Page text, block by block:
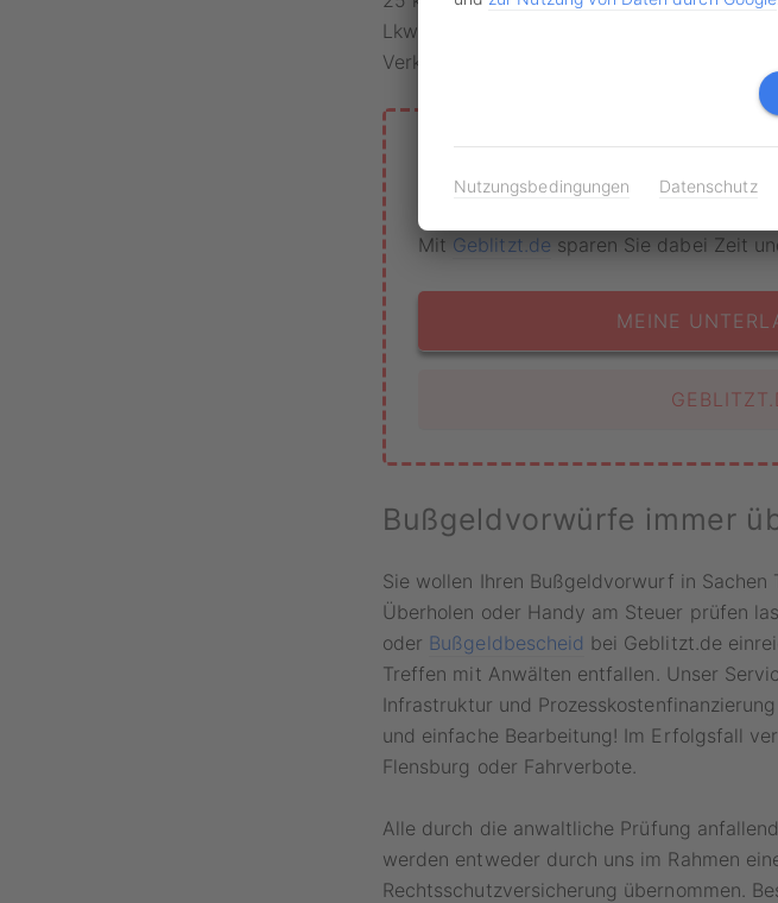
Lkw-Fahrer bereits 240 Euro. Der eine
Verkehrsteilnehmer verhängt.
Anhörungsbogen oder
Mit Geblitzt.de sparen Sie dabei Zeit
MEINE
Bußgeldvorwürfe immer
Sie wollen Ihren Bußgeldvorwurf in Sachen
Überholen oder Handy am Steuer prüfen
oder Bußgeldbescheid bei Geblitzt.de
Treffen mit Anwälten entfallen. Unser
Infrastruktur und
und einfache Bearbeitung! Im Erfolgsfall
Flensburg oder Fahrverbote.
Alle durch die anwaltliche Prüfung
werden entweder durch uns im Rahmen
Rechtsschutzversicherung übernommen.
Nutzungsbedingungen Datenschutz